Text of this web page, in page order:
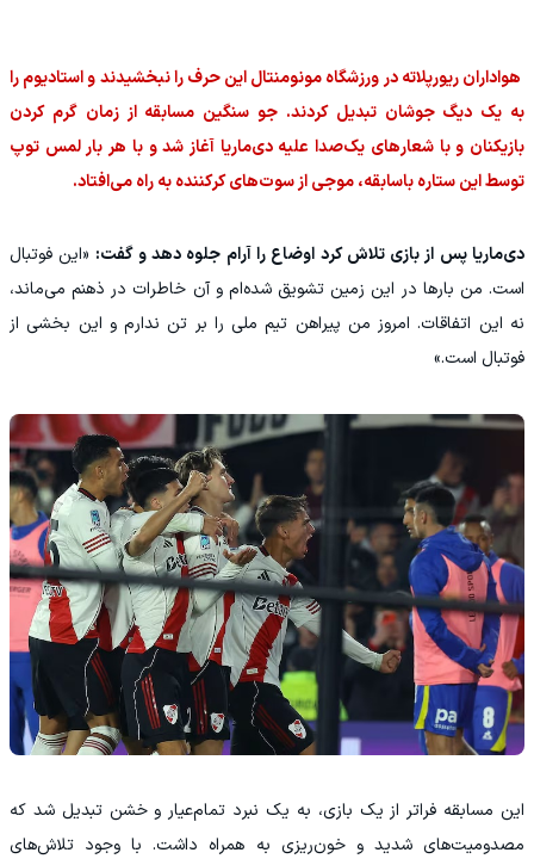
هواداران ریورپلاته در ورزشگاه مونومنتال این حرف را نبخشیدند و استادیوم را
به یک دیگ جوشان تبدیل کردند. جو سنگین مسابقه از زمان گرم کردن
بازیکنان و با شعارهای یک‌صدا علیه دی‌ماریا آغاز شد و با هر بار لمس توپ
توسط این ستاره باسابقه، موجی از سوت‌های کرکننده به راه می‌افتاد.
دی‌ماریا پس از بازی تلاش کرد اوضاع را آرام جلوه دهد و گفت: «این فوتبال
است. من بارها در این زمین تشویق شده‌ام و آن خاطرات در ذهنم می‌ماند،
نه این اتفاقات. امروز من پیراهن تیم ملی را بر تن ندارم و این بخشی از
فوتبال است.»
این مسابقه فراتر از یک بازی، به یک نبرد تمام‌عیار و خشن تبدیل شد که
مصدومیت‌های شدید و خون‌ریزی به همراه داشت. با وجود تلاش‌های